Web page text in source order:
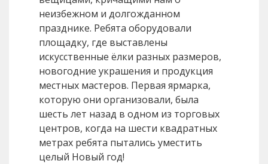
неизбежном и долгожданном
празднике. Ребята оборудовали
площадку, где выставлены
искусственные ёлки разных размеров,
новогодние украшения и продукция
местных мастеров. Первая ярмарка,
которую они организовали, была
шесть лет назад в одном из торговых
центров, когда на шести квадратных
метрах ребята пытались уместить
целый Новый год!